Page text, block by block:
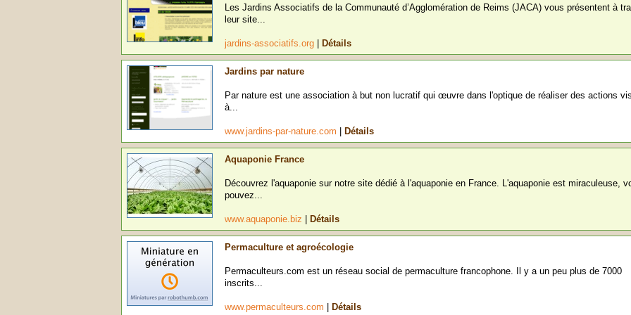
Les Jardins Associatifs de la Communauté d’Agglomération de Reims (JACA) vous présentent à
leur site...
jardins-associatifs.org Détails
Jardins par nature
Par nature est une association à but non lucratif qui œuvre dans l'optique de réaliser des actions
à...
www.jardins-par-nature.com Détails
Aquaponie France
Découvrez l'aquaponie sur notre site dédié à l'aquaponie en France. L'aquaponie est miraculeuse,
pouvez...
www.aquaponie.biz Détails
Permaculture et agroécologie
Permaculteurs.com est un réseau social de permaculture francophone. Il y a un peu plus de 7000
inscrits...
www.permaculteurs.com Détails